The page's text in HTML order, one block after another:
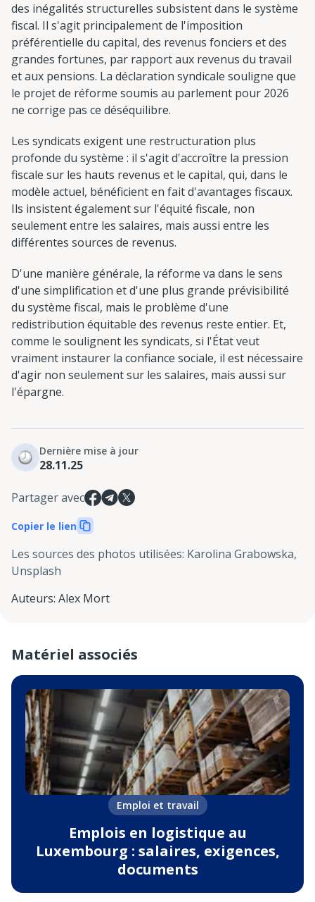
des inégalités structurelles subsistent dans le système
fiscal. Il s'agit principalement de l'imposition
préférentielle du capital, des revenus fonciers et des
grandes fortunes, par rapport aux revenus du travail
et aux pensions. La déclaration syndicale souligne que
le projet de réforme soumis au parlement pour 2026
ne corrige pas ce déséquilibre.
Les syndicats exigent une restructuration plus
profonde du système : il s'agit d'accroître la pression
fiscale sur les hauts revenus et le capital, qui, dans le
modèle actuel, bénéficient en fait d'avantages fiscaux.
Ils insistent également sur l'équité fiscale, non
seulement entre les salaires, mais aussi entre les
différentes sources de revenus.
D'une manière générale, la réforme va dans le sens
d'une simplification et d'une plus grande prévisibilité
du système fiscal, mais le problème d'une
redistribution équitable des revenus reste entier. Et,
comme le soulignent les syndicats, si l'État veut
vraiment instaurer la confiance sociale, il est nécessaire
d'agir non seulement sur les salaires, mais aussi sur
l'épargne.
Dernière mise à jour
28.11.25
Partager avec
Copier le lien
Les sources des photos utilisées: Karolina Grabowska,
Unsplash
Auteurs: Alex Mort
Matériel associés
Emploi et travail
Emplois en logistique au
Luxembourg : salaires, exigences,
documents